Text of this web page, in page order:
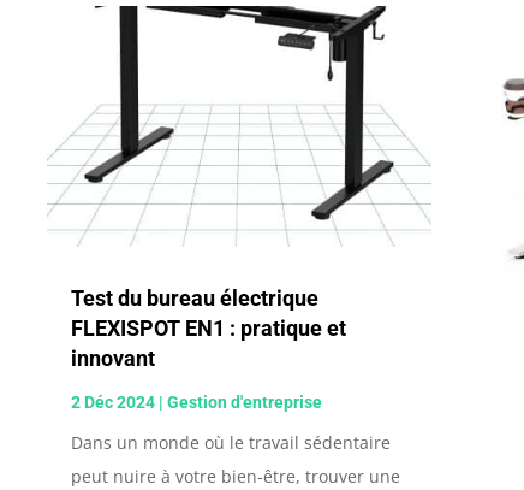
Test du bureau électrique
FLEXISPOT EN1 : pratique et
innovant
2 Déc 2024| Gestion d'entreprise
Dans un monde où le travail sédentaire
peut nuire à votre bien-être, trouver une